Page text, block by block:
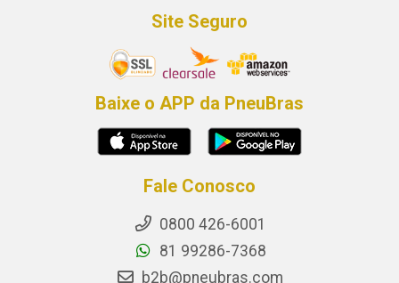
Site Seguro
Baixe o APP da PneuBras
Fale Conosco
0800 426-6001
81 99286-7368
b2b@pneubras.com